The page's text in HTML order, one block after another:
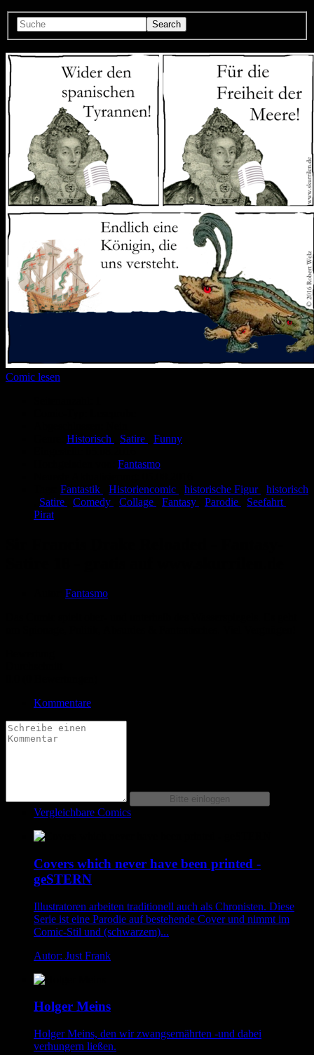
Comic lesen
Historisch Satire
Funny
Fantasmo
Fantastik Historiencomic historische Figur
historisch
Satire Comedy Collage Fantasy Parodie Seefahrt
Pirat
Fantasmo
Kommentare
Vergleichbare Comics
Covers which never have been printed -
geSTERN
Illustratoren arbeiten traditionell auch als Chronisten. Diese
Serie ist eine Parodie auf bestehende Cover und nimmt im
Comic-Stil und (schwarzem)...
Autor: Just Frank
Holger Meins
Holger Meins, den wir zwangsernährten -und dabei
verhungern ließen.